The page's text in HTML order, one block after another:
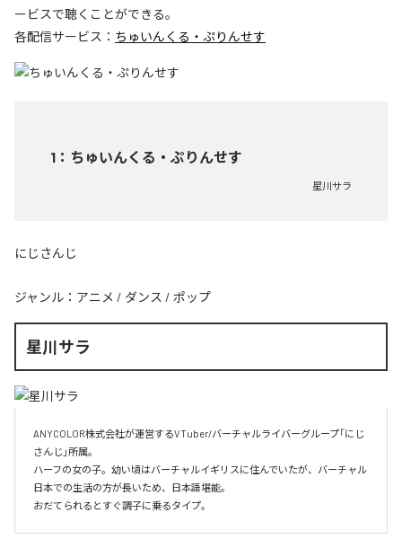
ービスで聴くことができる。
各配信サービス： ちゅいんくる・ぷりんせす
1 ： ちゅいんくる・ぷりんせす
星川サラ
にじさんじ
ジャンル： アニメ / ダンス / ポップ
星川サラ
ANYCOLOR株式会社が運営するVTuber/バーチャルライバーグループ「にじ
さんじ」所属。
ハーフの女の子。幼い頃はバーチャルイギリスに住んでいたが、バーチャル
日本での生活の方が長いため、日本語堪能。
おだてられるとすぐ調子に乗るタイプ。